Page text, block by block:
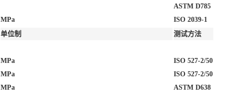
ASTM D785
MPa
ISO 2039-1
单位制
测试方法
MPa
ISO 527-2/50
MPa
ISO 527-2/50
MPa
ASTM D638